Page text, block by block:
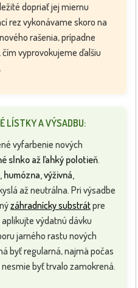
dopriať jej miernu
rez vykonávame skoro na
rašenia, prípadne
vyprovokujeme ďalšiu
LÍSTKY A VÝSADBU:
vyfarbenie nových
slnko až ľahký polotieň.
humózna, výživná,
až neutrálna. Pri výsadbe
záhradnícky substrátpre
výdatnú dávku
jarného rastu nových
byť regularná, najmä počas
byť trvalo zamokrená.